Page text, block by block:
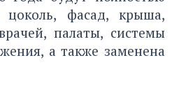
цоколь, фасад, крыша,
палаты, системы
а также заменена